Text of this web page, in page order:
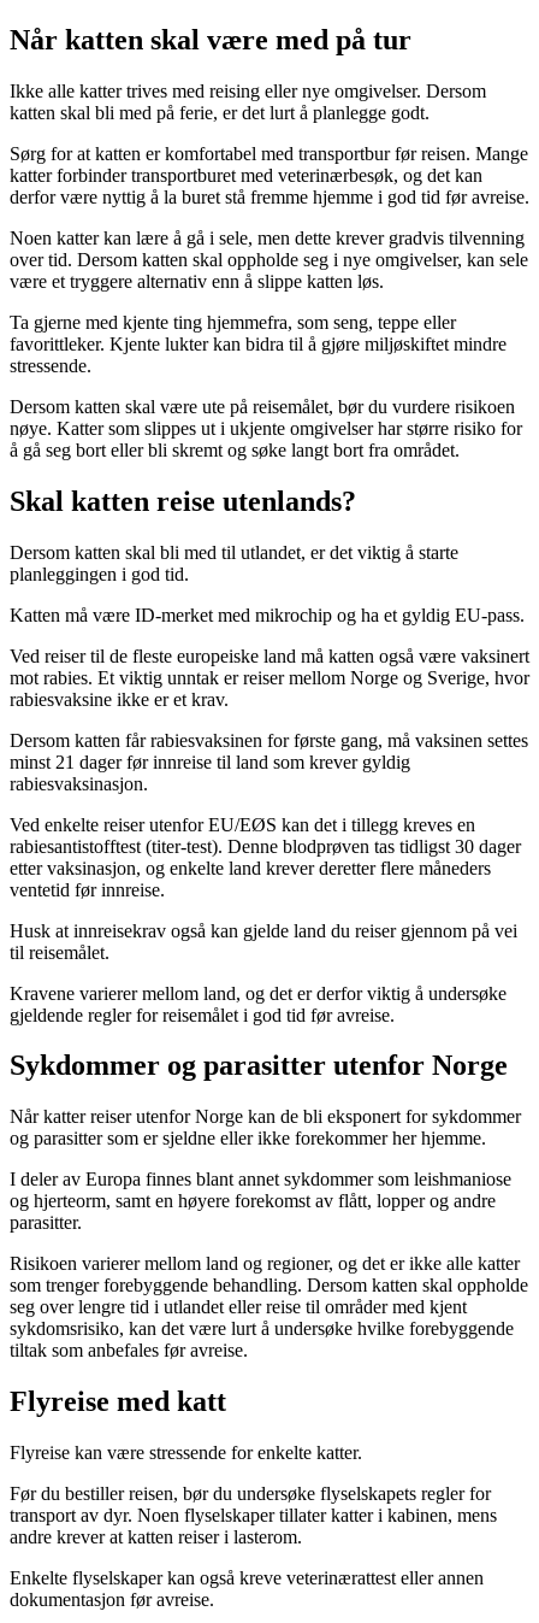
Når katten skal være med på tur
Ikke alle katter trives med reising eller nye omgivelser. Dersom
katten skal bli med på ferie, er det lurt å planlegge godt.
Sørg for at katten er komfortabel med transportbur før reisen. Mange
katter forbinder transportburet med veterinærbesøk, og det kan
derfor være nyttig å la buret stå fremme hjemme i god tid før avreise.
Noen katter kan lære å gå i sele, men dette krever gradvis tilvenning
over tid. Dersom katten skal oppholde seg i nye omgivelser, kan sele
være et tryggere alternativ enn å slippe katten løs.
Ta gjerne med kjente ting hjemmefra, som seng, teppe eller
favorittleker. Kjente lukter kan bidra til å gjøre miljøskiftet mindre
stressende.
Dersom katten skal være ute på reisemålet, bør du vurdere risikoen
nøye. Katter som slippes ut i ukjente omgivelser har større risiko for
å gå seg bort eller bli skremt og søke langt bort fra området.
Skal katten reise utenlands?
Dersom katten skal bli med til utlandet, er det viktig å starte
planleggingen i god tid.
Katten må være ID-merket med mikrochip og ha et gyldig EU-pass.
Ved reiser til de fleste europeiske land må katten også være vaksinert
mot rabies. Et viktig unntak er reiser mellom Norge og Sverige, hvor
rabiesvaksine ikke er et krav.
Dersom katten får rabiesvaksinen for første gang, må vaksinen settes
minst 21 dager før innreise til land som krever gyldig
rabiesvaksinasjon.
Ved enkelte reiser utenfor EU/EØS kan det i tillegg kreves en
rabiesantistofftest (titer-test). Denne blodprøven tas tidligst 30 dager
etter vaksinasjon, og enkelte land krever deretter flere måneders
ventetid før innreise.
Husk at innreisekrav også kan gjelde land du reiser gjennom på vei
til reisemålet.
Kravene varierer mellom land, og det er derfor viktig å undersøke
gjeldende regler for reisemålet i god tid før avreise.
Sykdommer og parasitter utenfor Norge
Når katter reiser utenfor Norge kan de bli eksponert for sykdommer
og parasitter som er sjeldne eller ikke forekommer her hjemme.
I deler av Europa finnes blant annet sykdommer som leishmaniose
og hjerteorm, samt en høyere forekomst av flått, lopper og andre
parasitter.
Risikoen varierer mellom land og regioner, og det er ikke alle katter
som trenger forebyggende behandling. Dersom katten skal oppholde
seg over lengre tid i utlandet eller reise til områder med kjent
sykdomsrisiko, kan det være lurt å undersøke hvilke forebyggende
tiltak som anbefales før avreise.
Flyreise med katt
Flyreise kan være stressende for enkelte katter.
Før du bestiller reisen, bør du undersøke flyselskapets regler for
transport av dyr. Noen flyselskaper tillater katter i kabinen, mens
andre krever at katten reiser i lasterom.
Enkelte flyselskaper kan også kreve veterinærattest eller annen
dokumentasjon før avreise.